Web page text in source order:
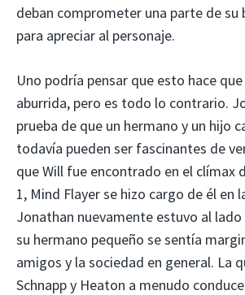
deban comprometer una parte de su
para apreciar al personaje.
Uno podría pensar que esto hace
aburrida, pero es todo lo contrario.
prueba de que un hermano y un hijo
todavía pueden ser fascinantes de
que Will fue encontrado en el clímax
1, Mind Flayer se hizo cargo de él en
Jonathan nuevamente estuvo al
su hermano pequeño se sentía
amigos y la sociedad en general. La
Schnapp y Heaton a menudo